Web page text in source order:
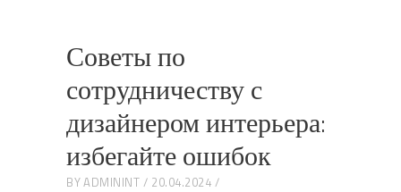
Советы по
сотрудничеству с
дизайнером интерьера:
избегайте ошибок
BYADMININT
20.04.2024